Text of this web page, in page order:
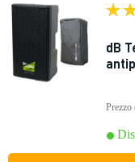
dB
Prezzo